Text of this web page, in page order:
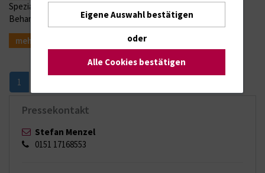
Spezialisten der Unimedizin reisen jährlich nach Da Nang /
Behandlung von angeborenen Lippen-Kiefer-Gaumenspalten
mehr
1 3 »Nächste
Pressekontakt
Stefan Menzel
0151 17168553
Eigene Auswahl bestätigen
oder
Alle Cookies bestätigen